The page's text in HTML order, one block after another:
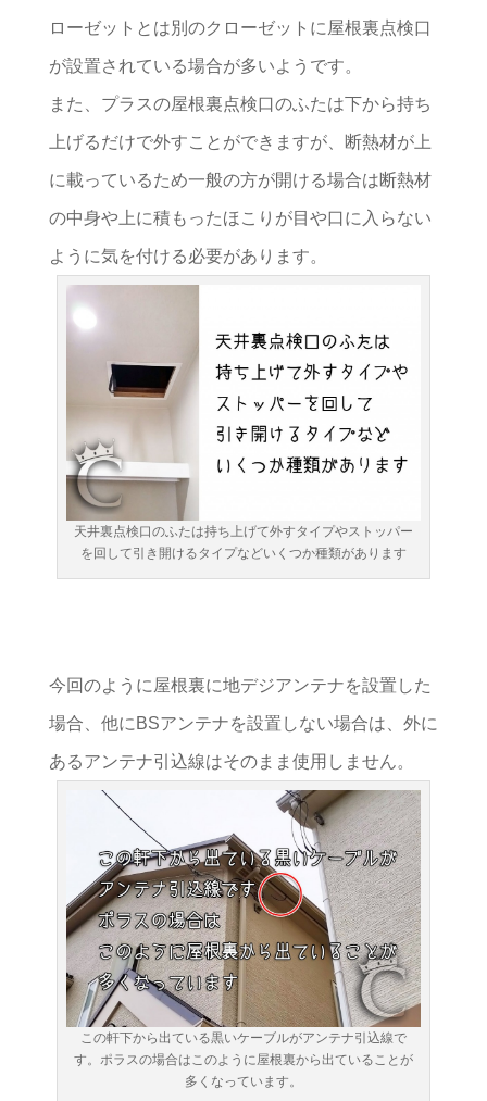
ローゼットとは別のクローゼットに屋根裏点検口
が設置されている場合が多いようです。
また、プラスの屋根裏点検口のふたは下から持ち
上げるだけで外すことができますが、断熱材が上
に載っているため一般の方が開ける場合は断熱材
の中身や上に積もったほこりが目や口に入らない
ように気を付ける必要があります。
天井裏点検口のふたは持ち上げて外すタイプやストッパー
を回して引き開けるタイプなどいくつか種類があります
今回のように屋根裏に地デジアンテナを設置した
場合、他にBSアンテナを設置しない場合は、外に
あるアンテナ引込線はそのまま使用しません。
この軒下から出ている黒いケーブルがアンテナ引込線で
す。ポラスの場合はこのように屋根裏から出ていることが
多くなっています。